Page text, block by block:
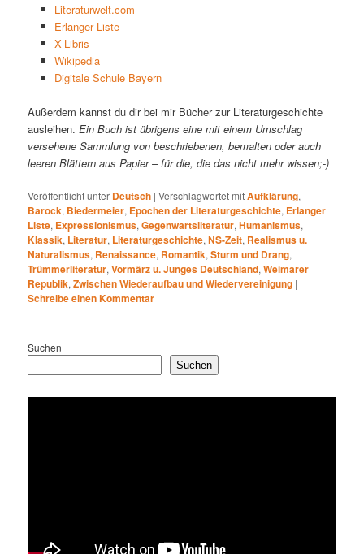
Literaturwelt.com
Erlanger Liste
X-Libris
Wikipedia
Digitale Schule Bayern
Außerdem kannst du dir bei mir Bücher zur Literaturgeschichte
ausleihen.Ein Buch ist übrigens eine mit einem Umschlag
versehene Sammlung von beschriebenen, bemalten oder auch
leeren Blättern aus Papier – für die, die das nicht mehr wissen;-)
Veröffentlicht unter Deutsch |Verschlagwortet mitAufklärung,
Barock, Biedermeier, Epochen der Literaturgeschichte, Erlanger
Liste, Expressionismus,Gegenwartsliteratur,Humanismus,
Klassik, Literatur, Literaturgeschichte,NS-Zeit, Realismus u.
Naturalismus, Renaissance, Romantik,Sturm und Drang,
Trümmerliteratur,Vormärz u. Junges Deutschland,Weimarer
Republik,Zwischen Wiederaufbau und Wiedervereinigung |
Schreibe einen Kommentar
Suchen
Suchen